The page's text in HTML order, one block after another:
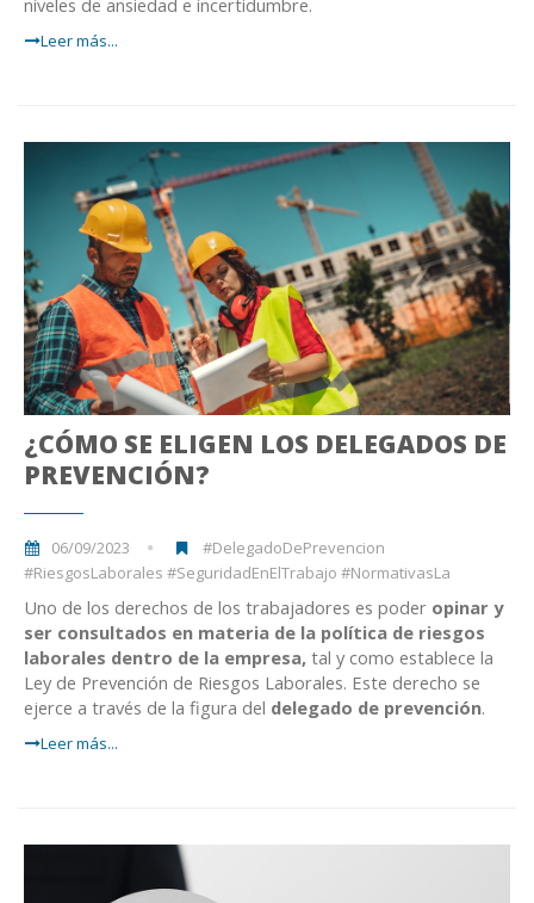
Leer más...
¿CÓMO SE ELIGEN LOS DELEGADOS DE
PREVENCIÓN?
06/09/2023
#DelegadoDePrevencion
#RiesgosLaborales #SeguridadEnElTrabajo #NormativasLa
Uno de los derechos de los trabajadores es poder opinar y
ser consultados en materia de la política de riesgos
laborales dentro de la empresa, tal y como establece la
Ley de Prevención de Riesgos Laborales. Este derecho se
ejerce a través de la figura del delegado de prevención.
Leer más...